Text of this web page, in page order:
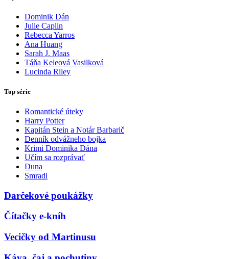
Dominik Dán
Julie Caplin
Rebecca Yarros
Ana Huang
Sarah J. Maas
Táňa Keleová Vasilková
Lucinda Riley
Top série
Romantické úteky
Harry Potter
Kapitán Stein a Notár Barbarič
Denník odvážneho bojka
Krimi Dominika Dána
Učím sa rozprávať
Duna
Smradi
Darčekové poukážky
Čítačky e-kníh
Vecičky od Martinusu